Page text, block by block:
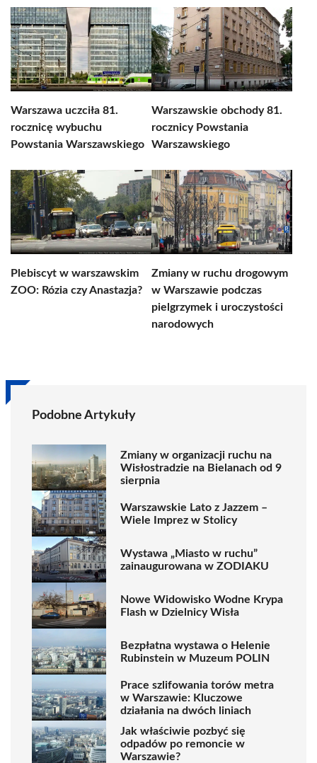
Warszawa uczciła 81.
rocznicę wybuchu
Powstania Warszawskiego
Warszawskie obchody 81.
rocznicy Powstania
Warszawskiego
Plebiscyt w warszawskim
ZOO: Rózia czy Anastazja?
Zmiany w ruchu drogowym
w Warszawie podczas
pielgrzymek i uroczystości
narodowych
Podobne Artykuły
Zmiany w organizacji ruchu na
Wisłostradzie na Bielanach od 9
sierpnia
Warszawskie Lato z Jazzem –
Wiele Imprez w Stolicy
Wystawa „Miasto w ruchu”
zainaugurowana w ZODIAKU
Nowe Widowisko Wodne Krypa
Flash w Dzielnicy Wisła
Bezpłatna wystawa o Helenie
Rubinstein w Muzeum POLIN
Prace szlifowania torów metra
w Warszawie: Kluczowe
działania na dwóch liniach
Jak właściwie pozbyć się
odpadów po remoncie w
Warszawie?